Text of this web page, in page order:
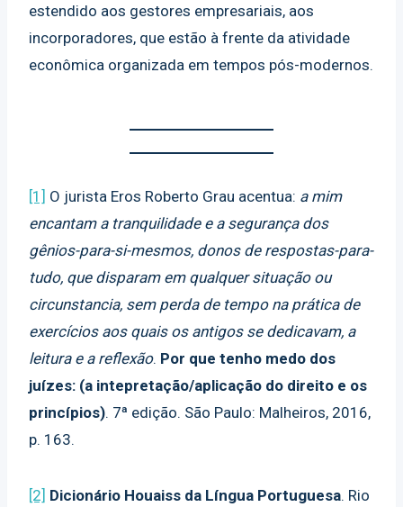
estendido aos gestores empresariais, aos
incorporadores, que estão à frente da atividade
econômica organizada em tempos pós-modernos.
[1] O jurista Eros Roberto Grau acentua: a mim
encantam a tranquilidade e a segurança dos
gênios-para-si-mesmos, donos de respostas-para-
tudo, que disparam em qualquer situação ou
circunstancia, sem perda de tempo na prática de
exercícios aos quais os antigos se dedicavam, a
leitura e a reflexão. Por que tenho medo dos
juízes: (a intepretação/aplicação do direito e os
princípios). 7ª edição. São Paulo: Malheiros, 2016,
p. 163.
[2] Dicionário Houaiss da Língua Portuguesa. Rio